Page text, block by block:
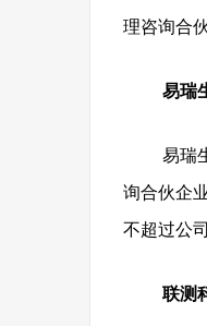
理咨询合
易瑞
易瑞
询合伙企
不超过公
联测